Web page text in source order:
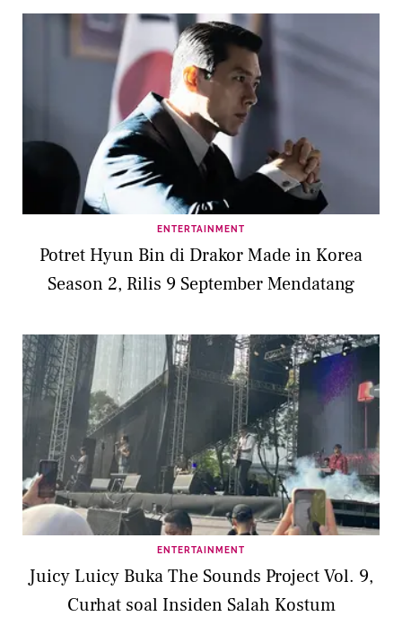
ENTERTAINMENT
Potret Hyun Bin di Drakor Made in Korea
Season 2, Rilis 9 September Mendatang
ENTERTAINMENT
Juicy Luicy Buka The Sounds Project Vol. 9,
Curhat soal Insiden Salah Kostum